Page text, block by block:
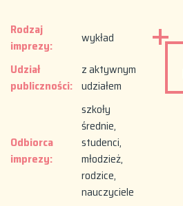
Rodzaj
imprezy:
wykład
Udział
publiczności:
z aktywnym
udziałem
Odbiorca
imprezy:
szkoły
średnie,
studenci,
młodzież,
rodzice,
nauczyciele